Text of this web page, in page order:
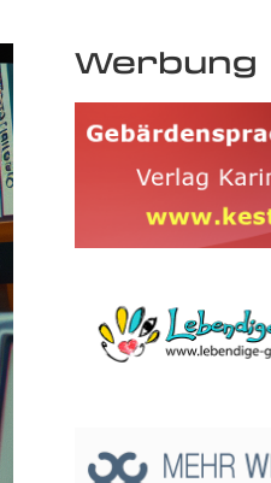
Werbung